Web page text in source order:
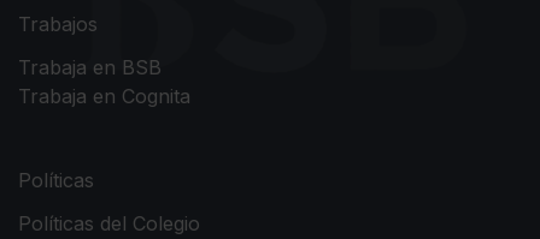
Trabajos
Trabaja en BSB
Trabaja en Cognita
Políticas
Políticas del Colegio